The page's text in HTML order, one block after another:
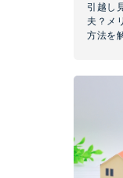
引越し
夫？メ
方法を